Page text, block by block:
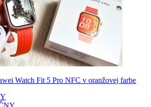
Watch Fit 5 Pro NFC v oranžovej farbe